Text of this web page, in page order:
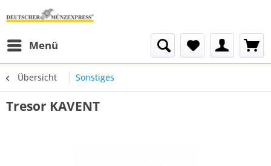
Menü
Übersicht Sonstiges
Tresor KAVENT